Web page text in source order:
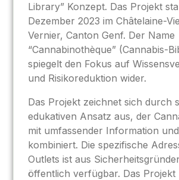
Library” Konzept. Das Projekt
Dezember 2023 im Châtelaine-
Vernier, Canton Genf. Der Name
“Cannabinothèque” (Cannabis-
spiegelt den Fokus auf
und Risikoreduktion wider.
Das Projekt zeichnet sich durch
edukativen Ansatz aus, der
mit umfassender Information
kombiniert. Die spezifische
Outlets ist aus
öffentlich verfügbar. Das Projekt